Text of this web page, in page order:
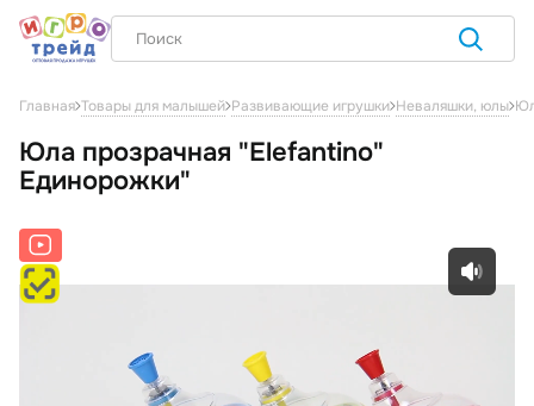
Главная Товары для малышей Развивающие игрушки Неваляшки, юлы
Юла прозрачная "Elefantino"
Единорожки"